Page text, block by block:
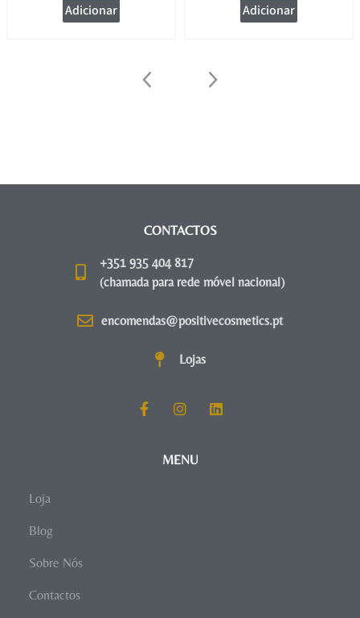
Adicionar Adicionar
CONTACTOS
+351 935 404 817
(chamada para rede móvel nacional)
encomendas@positivecosmetics.pt
Lojas
MENU
Loja
Blog
Sobre Nós
Contactos